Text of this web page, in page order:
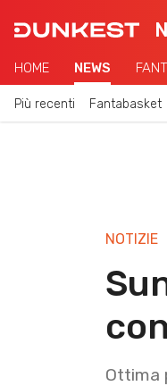
HOME NEWS
Più recenti Fantabasket
NOTIZIE
Ottima